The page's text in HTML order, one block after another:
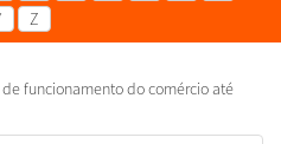
Z
funcionamento do comércio até